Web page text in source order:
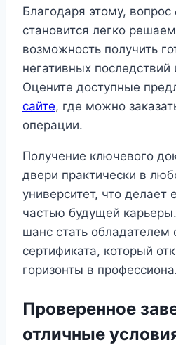
Благодаря этому, вопрос
становится легко
возможность получить
негативных последствий
Оцените доступные
сайте, где можно
операции.
Получение ключевого
двери практически в
университет, что делает
частью будущей
шанс стать обладателем
сертификата, который
горизонты в
Проверенное
отличные